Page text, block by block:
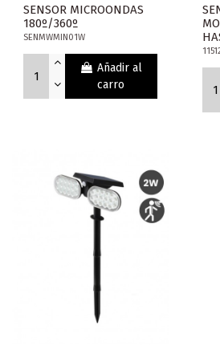
SENSOR MICROONDAS
180º/360º
SENMWMIN01W
Añadir al
carro